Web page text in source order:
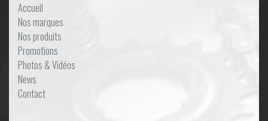
Accueil
Nos marques
Nos produits
Promotions
Photos & Vidéos
News
Contact